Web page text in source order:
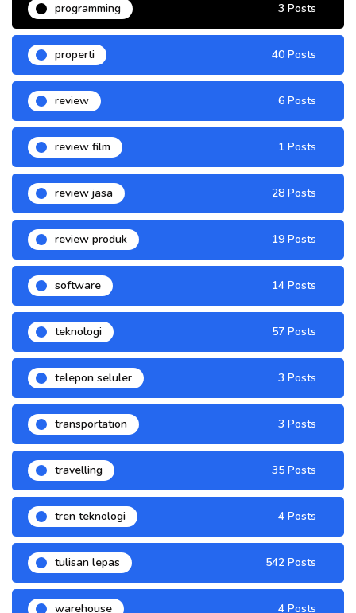
programming 3 Posts
properti 40 Posts
review 6 Posts
review film 1 Posts
review jasa 28 Posts
review produk 19 Posts
software 14 Posts
teknologi 57 Posts
telepon seluler 3 Posts
transportation 3 Posts
travelling 35 Posts
tren teknologi 4 Posts
tulisan lepas 542 Posts
warehouse 4 Posts